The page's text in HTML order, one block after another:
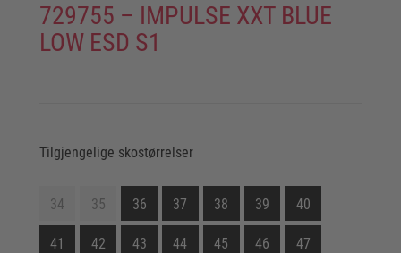
729755 – IMPULSE XXT BLUE
LOW ESD S1
Tilgjengelige skostørrelser
34 35 36 37 38 39 40
41 42 43 44 45 46 47